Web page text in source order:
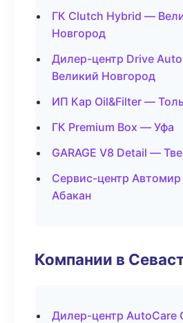
ГК Clutch Hybrid —
Новгород
Дилер-центр Drive
Великий Новгород
ИП Кар Oil&Filter —
ГК Premium Box — Уфа
GARAGE V8 Detail —
Сервис-центр
Абакан
Компании в
Дилер-центр